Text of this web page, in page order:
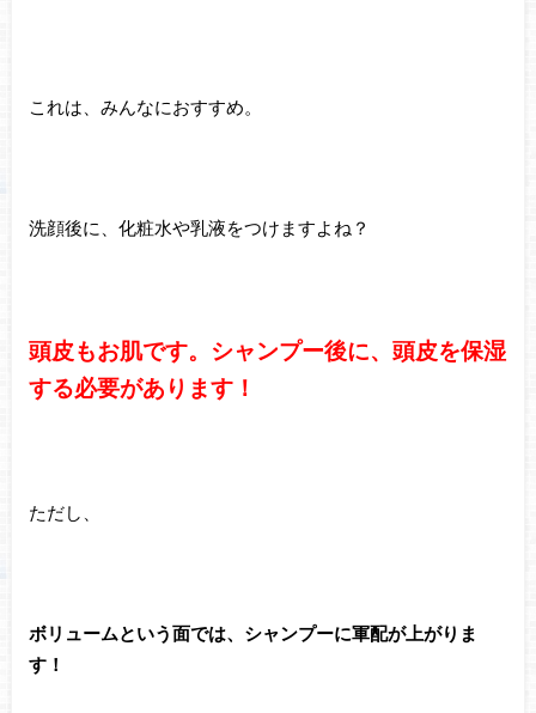
これは、みんなにおすすめ。
洗顔後に、化粧水や乳液をつけますよね？
頭皮もお肌です。シャンプー後に、頭皮を保湿
する必要があります！
ただし、
ボリュームという面では、シャンプーに軍配が上がりま
す！